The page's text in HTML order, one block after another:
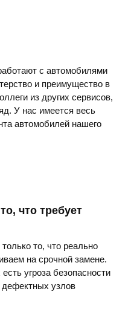
с автомобилями
и преимущество в
из других сервисов,
У нас имеется весь
автомобилей нашего
что требует
то, что реально
на срочной замене.
угроза безопасности
дефектных узлов